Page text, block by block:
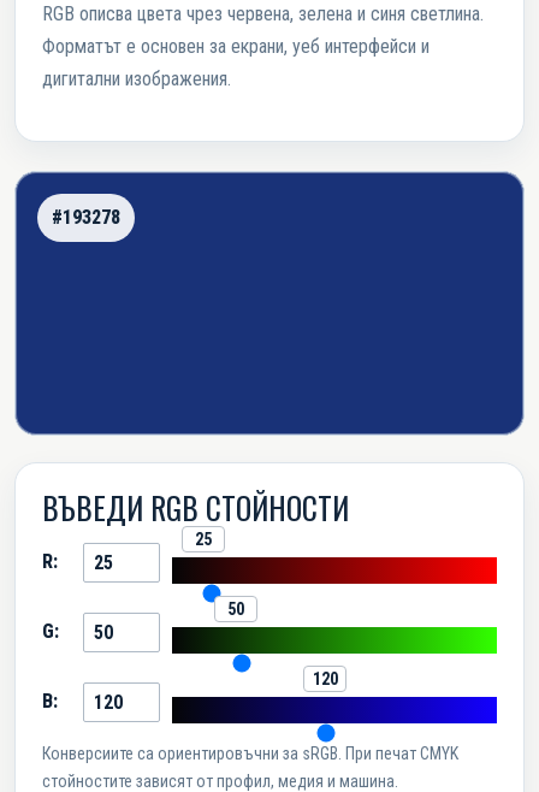
RGB описва цвета чрез червена, зелена и синя светлина.
Форматът е основен за екрани, уеб интерфейси и
дигитални изображения.
#193278
ВЪВЕДИ RGB СТОЙНОСТИ
R:
25
G:
50
B:
120
Конверсиите са ориентировъчни за sRGB. При печат CMYK
стойностите зависят от профил, медия и машина.